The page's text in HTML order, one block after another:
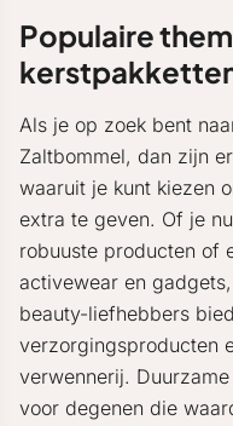
Populaire
Als je op zoek bent
Zaltbommel, dan zijn
waaruit je kunt kiezen
extra te geven. Of je
robuuste producten of
activewear en
beauty-liefhebbers
verzorgingsproducten
verwennerij.
voor degenen die